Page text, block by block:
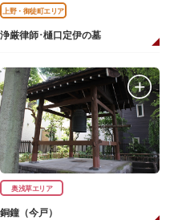
上野・御徒町エリア
浄厳律師･樋口定伊の墓
奥浅草エリア
銅鐘（今戸）